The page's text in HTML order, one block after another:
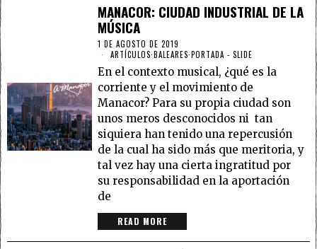
MANACOR: CIUDAD INDUSTRIAL DE LA
MÚSICA
1 DE AGOSTO DE 2019
ARTÍCULOS·BALEARES·PORTADA - SLIDE
En el contexto musical, ¿qué es la
corriente y el movimiento de
Manacor? Para su propia ciudad son
unos meros desconocidos ni tan
siquiera han tenido una repercusión
de la cual ha sido más que meritoria, y
tal vez hay una cierta ingratitud por
su responsabilidad en la aportación
de
READ MORE